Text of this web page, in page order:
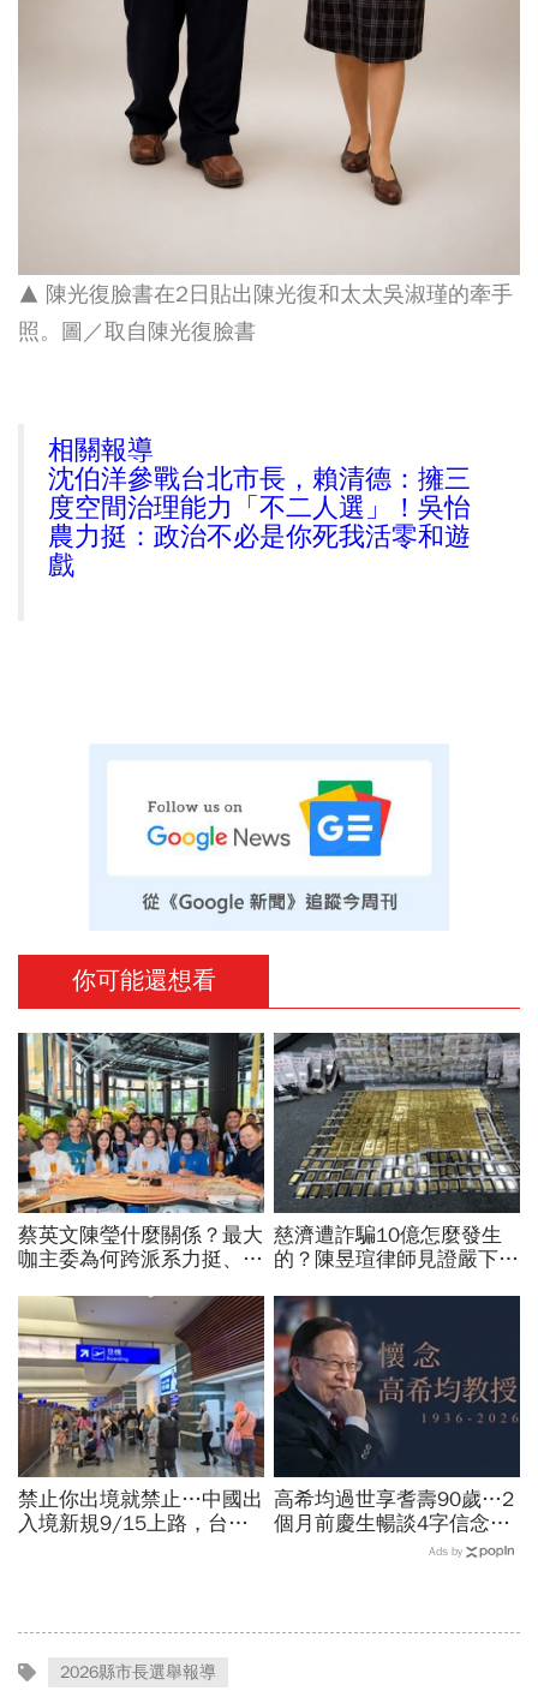
▲ 陳光復臉書在2日貼出陳光復和太太吳淑瑾的牽手
照。圖／取自陳光復臉書
相關報導
沈伯洋參戰台北市長，賴清德：擁三
度空間治理能力「不二人選」！吳怡
農力挺：政治不必是你死我活零和遊
戲
你可能還想看
蔡英文陳瑩什麼關係？最大
咖主委為何跨派系力挺、連
藏政壇合作內幕？
慈濟遭詐騙10億怎麼發生
的？陳昱瑄律師見證嚴下跪
金，洗錢手法曝光…慈濟回
應了
禁止你出境就禁止…中國出
入境新規9/15上路，台灣
高希均過世享耆壽90歲…2
個月前慶生暢談4字信念，
回憶錄給讀者忠告：自求多
Ads by
2026縣市長選舉報導